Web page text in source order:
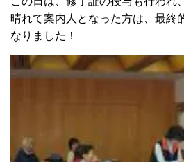
晴れて案内人となった方は、最終
なりました！